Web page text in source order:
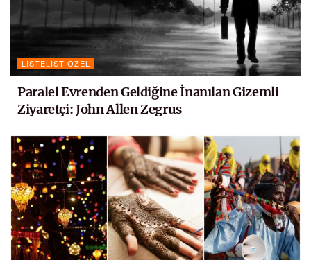
LISTELIST ÖZEL
Paralel Evrenden Geldiğine İnanılan Gizemli
Ziyaretçi: John Allen Zegrus